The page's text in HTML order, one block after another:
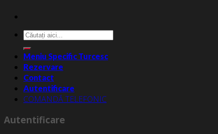
Caută
după:
Meniu Specific Turcesc
Rezervare
Contact
Autentificare
COMANDĂ TELEFONIC
Autentificare